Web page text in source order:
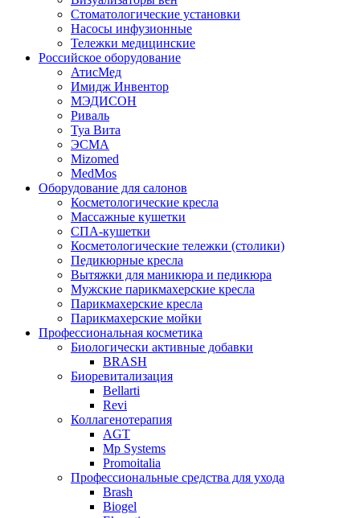
Стоматологические установки
Насосы инфузионные
Тележки медицинские
Российское оборудование
АтисМед
Имидж Инвентор
МЭДИСОН
Риваль
Туа Вита
ЭСМА
Mizomed
MedMos
Оборудование для салонов
Косметологические кресла
Массажные кушетки
СПА-кушетки
Косметологические тележки (столики)
Педикюрные кресла
Вытяжки для маникюра и педикюра
Мужские парикмахерские кресла
Парикмахерские кресла
Парикмахерские мойки
Профессиональная косметика
Биологически активные добавки
BRASH
Биоревитализация
Bellarti
Revi
Коллагенотерапия
AGT
Mp Systems
Promoitalia
Профессиональные средства для ухода
Brash
Biogel